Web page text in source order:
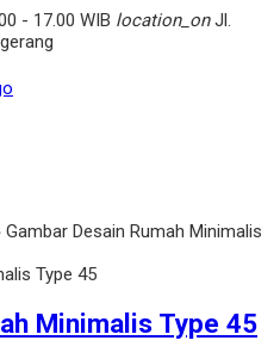
- 17.00 WIB location_onJl.
Gambar Desain Rumah Minimalis
Minimalis Type 45